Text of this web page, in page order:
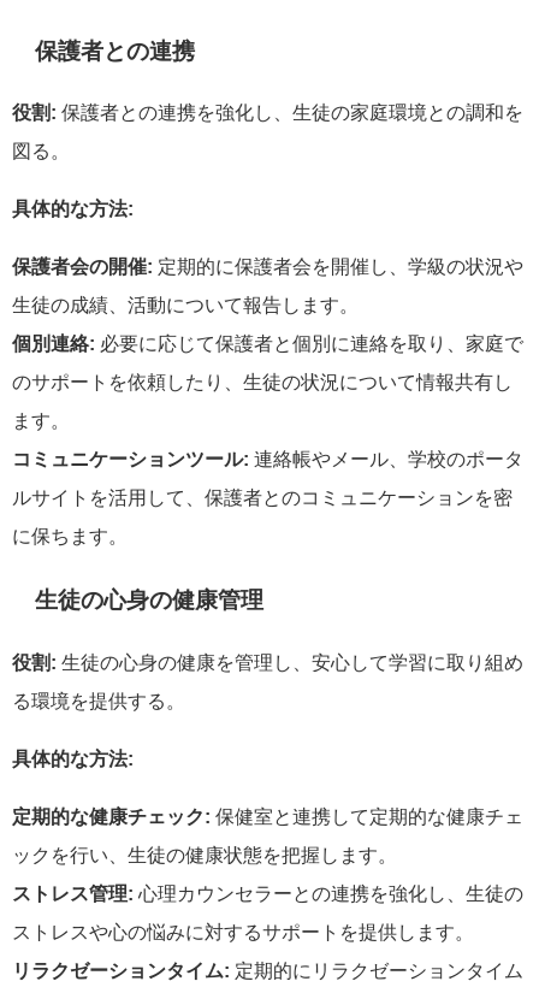
保護者との連携
役割: 保護者との連携を強化し、生徒の家庭環境との調和を
図る。
具体的な方法:
保護者会の開催: 定期的に保護者会を開催し、学級の状況や
生徒の成績、活動について報告します。
個別連絡: 必要に応じて保護者と個別に連絡を取り、家庭で
のサポートを依頼したり、生徒の状況について情報共有し
ます。
コミュニケーションツール: 連絡帳やメール、学校のポータ
ルサイトを活用して、保護者とのコミュニケーションを密
に保ちます。
生徒の心身の健康管理
役割: 生徒の心身の健康を管理し、安心して学習に取り組め
る環境を提供する。
具体的な方法:
定期的な健康チェック: 保健室と連携して定期的な健康チェ
ックを行い、生徒の健康状態を把握します。
ストレス管理: 心理カウンセラーとの連携を強化し、生徒の
ストレスや心の悩みに対するサポートを提供します。
リラクゼーションタイム: 定期的にリラクゼーションタイム